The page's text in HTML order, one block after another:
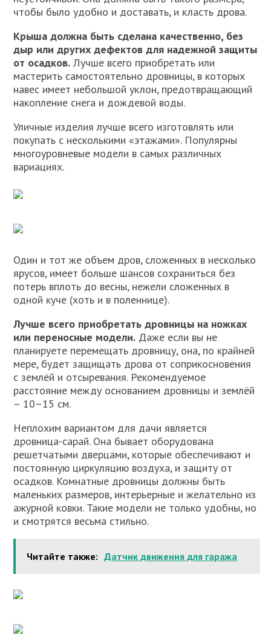
чтобы было удобно и доставать, и класть дрова.
Крыша должна быть сделана качественно, без
дыр или других дефектов для надежной защиты
от осадков. Лучше всего приобретать или
мастерить самостоятельно дровницы, в которых
навес имеет небольшой уклон, предотвращающий
накопление снега и дождевой воды.
Уличные изделия лучше всего изготовлять или
покупать с несколькими «этажами». Популярны
многоуровневые модели в самых различных
вариациях.
Один и тот же объем дров, сложенных в несколько
ярусов, имеет больше шансов сохраниться без
потерь вплоть до весны, нежели сложенных в
одной куче (хоть и в поленнице).
Лучше всего приобретать дровницы на ножках
или переносные модели. Даже если вы не
планируете перемещать дровницу, она, по крайней
мере, будет защищать дрова от соприкосновения
с землёй и отсыревания. Рекомендуемое
расстояние между основанием дровницы и землёй
– 10–15 см.
Неплохим вариантом для дачи является
дровница-сарай. Она бывает оборудована
решетчатыми дверцами, которые обеспечивают и
постоянную циркуляцию воздуха, и защиту от
осадков. Комнатные дровницы должны быть
маленьких размеров, интерьерные и желательно из
ажурной ковки. Такие модели не только удобны, но
и смотрятся весьма стильно.
Читайте также: Датчик движения для гаража